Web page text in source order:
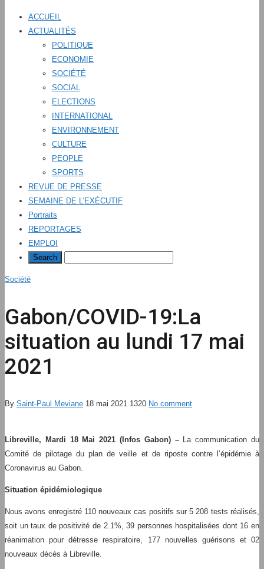
ACCUEIL
ACTUALITÉS
POLITIQUE
ECONOMIE
SOCIÉTÉ
SOCIAL
ELECTIONS
INTERNATIONAL
ENVIRONNEMENT
CULTURE
PEOPLE
SPORTS
REVUE DE PRESSE
SEMAINE DE L’EXÉCUTIF
Portraits
REPORTAGES
EMPLOI
Société
Gabon/COVID-19:La
situation au lundi 17 mai
2021
By Saint-Paul Meviane 18 mai 2021 1320 No comment
Libreville, Mardi 18 Mai 2021 (Infos Gabon) – La communication du
Comité de pilotage du plan de veille et de riposte contre l’épidémie à
Coronavirus au Gabon.
Situation épidémiologique
Nous avons enregistré 110 nouveaux cas positifs sur 5 208 tests réalisés,
soit un taux de positivité de 2.1%, 39 personnes hospitalisées dont 16 en
réanimation pour détresse respiratoire, 177 nouvelles guérisons et 02
nouveaux décès à Libreville.